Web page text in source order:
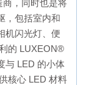
商，同时也是将
，包括室内和
机闪光灯、便
的 LUXEON®
与 LED 的小体
核心 LED 材料